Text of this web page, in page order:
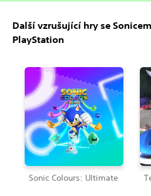
Další vzrušující hry se
PlayStation
Sonic Colours: Ultimate